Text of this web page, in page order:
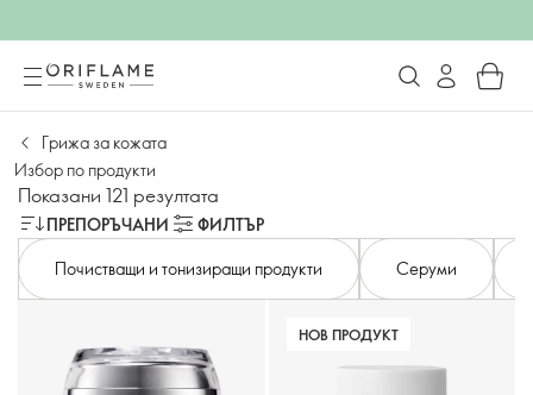
Грижа за кожата
Избор по продукти
Показани 121 резултата
ПРЕПОРЪЧАНИ
ФИЛТЪР
Почистващи и тонизиращи продукти
Серуми
НОВ ПРОДУКТ